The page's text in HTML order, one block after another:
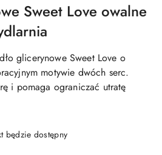
Sweet Love owalne
glicerynowe Sweet Love o
motywie dwóch serc.
i pomaga ograniczać utratę
będzie dostępny